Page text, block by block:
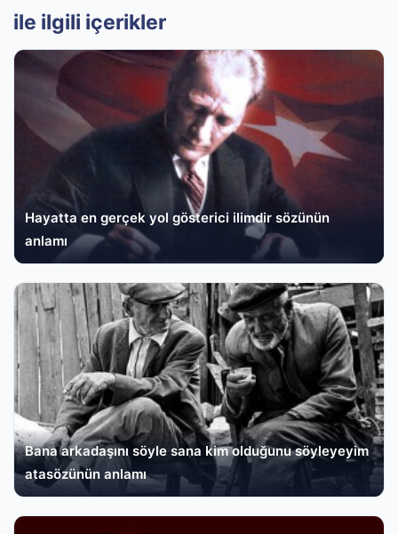
ile ilgili içerikler
Hayatta en gerçek yol gösterici ilimdir sözünün
anlamı
Bana arkadaşını söyle sana kim olduğunu söyleyeyim
atasözünün anlamı